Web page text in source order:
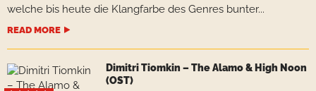
welche bis heute die Klangfarbe des Genres bunter...
READ MORE
Dimitri Tiomkin – The Alamo & High Noon
(OST)